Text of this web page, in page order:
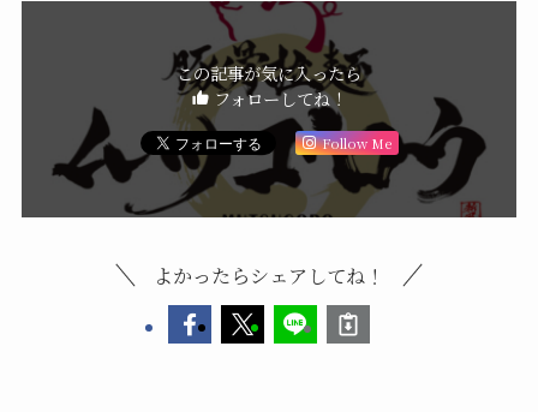
この記事が気に入ったら
フォローしてね！
Follow Me
よかったらシェアしてね！